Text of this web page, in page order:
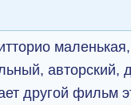
авторский,
другой фильм